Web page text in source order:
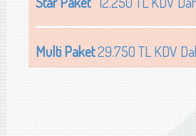
Multi Paket29.750 TL KDV